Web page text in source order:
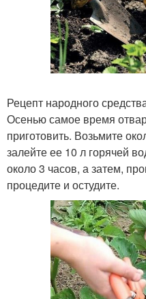
Рецепт народного
Осенью самое время
приготовить. Возьмите
залейте ее 10 л горячей
около 3 часов, а затем,
процедите и остудите.